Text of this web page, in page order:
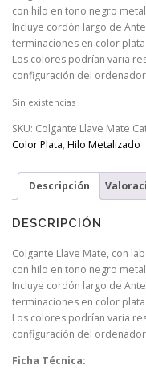
con hilo en tono negro
Incluye cordón largo de
terminaciones en color
Los colores podrían varia
configuración del
Sin existencias
SKU: Colgante Llave Mate
Color Plata, Hilo Metalizado
Descripción
DESCRIPCIÓN
Colgante Llave Mate, con
con hilo en tono negro
Incluye cordón largo de
terminaciones en color
Los colores podrían varia
configuración del
Ficha Técnica: